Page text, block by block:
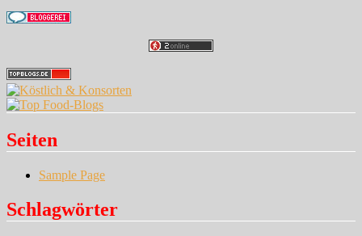
Seiten
Sample Page
Schlagwörter